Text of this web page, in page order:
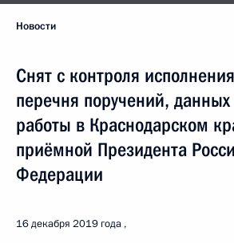
Новости
Снят с контроля
перечня поручений, данных
работы в Краснодарском
приёмной Президента
Федерации
16 декабря 2019 года